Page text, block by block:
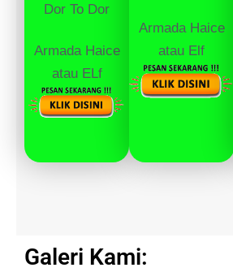
Dor To Dor
Armada Haice
atau ELf
Armada Haice
atau Elf
Galeri Kami: